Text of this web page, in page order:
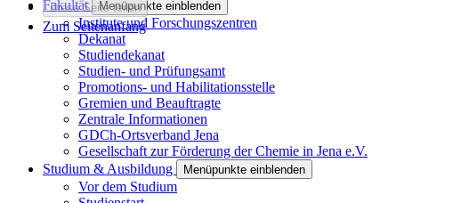
Diese Seite teilen
Zum Seitenanfang
Fakultät Menüpunkte einblenden
Institute und Forschungszentren
Dekanat
Studiendekanat
Studien- und Prüfungsamt
Promotions- und Habilitationsstelle
Gremien und Beauftragte
Zentrale Informationen
GDCh-Ortsverband Jena
Gesellschaft zur Förderung der Chemie in Jena e.V.
Studium & Ausbildung
Menüpunkte einblenden
Vor dem Studium